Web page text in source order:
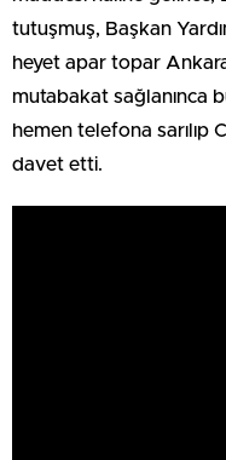
tutuşmuş, Başkan
heyet apar topar
mutabakat sağlanınca
hemen telefona sarılıp
davet etti.